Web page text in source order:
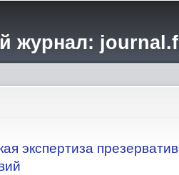
содержанию
журнал:
экспертиза